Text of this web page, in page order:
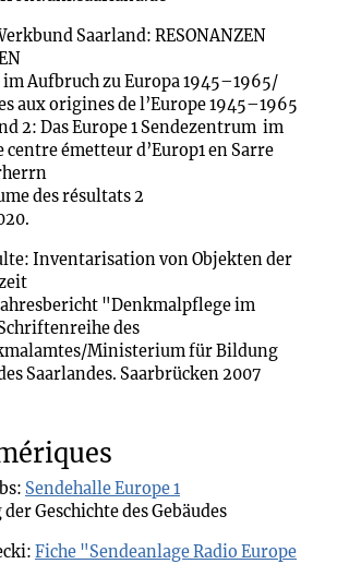
Saarland: RESONANZEN
Aufbruch zu Europa 1945–1965/
aux origines de l’Europe 1945–1965
2: Das Europe 1 Sendezentrum im
centre émetteur d’Europ1 en Sarre
des résultats 2
Inventarisation von Objekten der
"Denkmalpflege im
des
Ministerium für Bildung
Saarlandes. Saarbrücken 2007
Sendehalle Europe 1
Geschichte des Gebäudes
Fiche "Sendeanlage Radio Europe